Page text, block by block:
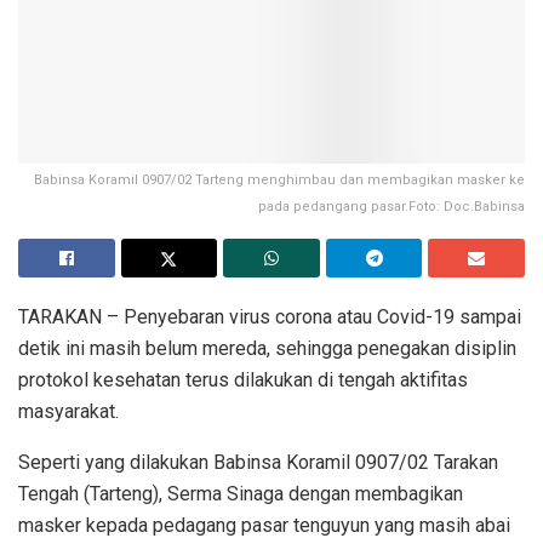
Babinsa Koramil 0907/02 Tarteng menghimbau dan membagikan masker ke
pada pedangang pasar.Foto: Doc.Babinsa
TARAKAN – Penyebaran virus corona atau Covid-19 sampai
detik ini masih belum mereda, sehingga penegakan disiplin
protokol kesehatan terus dilakukan di tengah aktifitas
masyarakat.
Seperti yang dilakukan Babinsa Koramil 0907/02 Tarakan
Tengah (Tarteng), Serma Sinaga dengan membagikan
masker kepada pedagang pasar tenguyun yang masih abai